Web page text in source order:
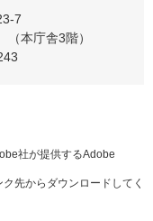
7
本庁舎3階）
社が提供するAdobe
先からダウンロードしてく